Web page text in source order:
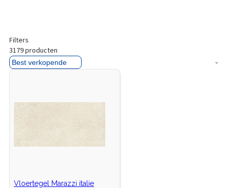
Filters
3179producten
Vloertegel Marazzi italie